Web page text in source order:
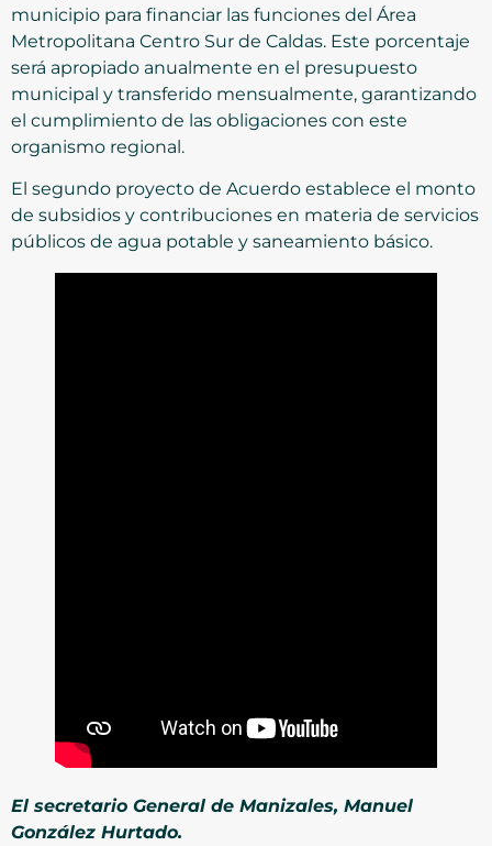
municipio para financiar las funciones del Área
Metropolitana Centro Sur de Caldas. Este porcentaje
será apropiado anualmente en el presupuesto
municipal y transferido mensualmente, garantizando
el cumplimiento de las obligaciones con este
organismo regional.
El segundo proyecto de Acuerdo establece el monto
de subsidios y contribuciones en materia de servicios
públicos de agua potable y saneamiento básico.
El secretario General de Manizales, Manuel
González Hurtado.